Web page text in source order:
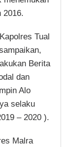
2016.
Tual
Berita
dan
Alo
selaku
– 2020 ).
Malra